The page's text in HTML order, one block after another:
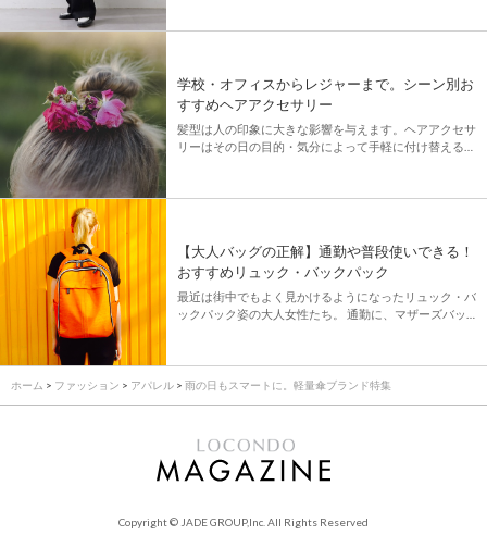
学校・オフィスからレジャーまで。シーン別お
すすめヘアアクセサリー
髪型は人の印象に大きな影響を与えます。ヘアアクセサ
リーはその日の目的・気分によって手軽に付け替えるこ
も多いのでは。今回は、 […]
【大人バッグの正解】通勤や普段使いできる！
おすすめリュック・バックパック
最近は街中でもよく見かけるようになったリュック・バ
ックパック姿の大人女性たち。 通勤に、マザーズバッ
合うコー […]
ホーム > ファッション > アパレル > 雨の日もスマートに。軽量傘ブランド特集
Copyright © JADE GROUP,Inc. All Rights Reserved